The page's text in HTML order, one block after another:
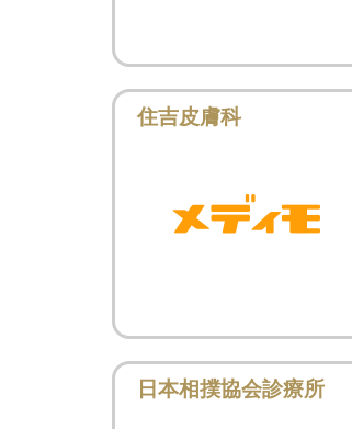
住吉皮膚科
日本相撲協会診療所